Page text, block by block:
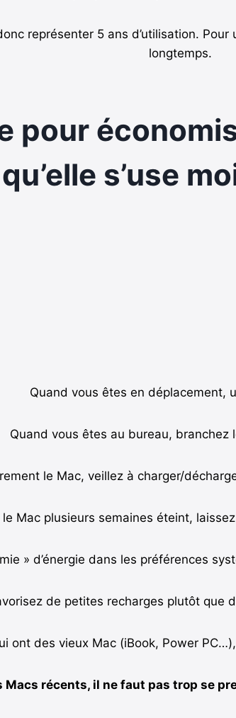
représenter 5 ans d’utilisation.
longtemps.
pour
qu’elle s’use
Quand vous êtes en déplacement,
Quand vous êtes au bureau, branchez
le Mac, veillez à charger/
le Mac plusieurs semaines éteint,
» d’énergie dans les préférences
de petites recharges plutôt que
ont des vieux Mac (iBook, Power PC…),
Macs récents, il ne faut pas trop se